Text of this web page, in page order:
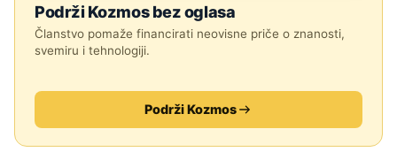
Podrži Kozmos bez oglasa
Članstvo pomaže financirati neovisne priče o znanosti,
svemiru i tehnologiji.
Podrži Kozmos